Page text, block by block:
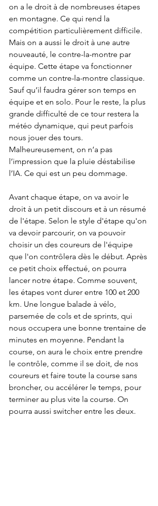
on a le droit à de nombreuses étapes
en montagne. Ce qui rend la
compétition particulièrement difficile.
Mais on a aussi le droit à une autre
nouveauté, le contre-la-montre par
équipe. Cette étape va fonctionner
comme un contre-la-montre classique.
Sauf qu’il faudra gérer son temps en
équipe et en solo. Pour le reste, la plus
grande difficulté de ce tour restera la
météo dynamique, qui peut parfois
nous jouer des tours.
Malheureusement, on n’a pas
l’impression que la pluie déstabilise
l’IA. Ce qui est un peu dommage.
Avant chaque étape, on va avoir le
droit à un petit discours et à un résumé
de l'étape. Selon le style d'étape qu'on
va devoir parcourir, on va pouvoir
choisir un des coureurs de l'équipe
que l'on contrôlera dès le début. Après
ce petit choix effectué, on pourra
lancer notre étape. Comme souvent,
les étapes vont durer entre 100 et 200
km. Une longue balade à vélo,
parsemée de cols et de sprints, qui
nous occupera une bonne trentaine de
minutes en moyenne. Pendant la
course, on aura le choix entre prendre
le contrôle, comme il se doit, de nos
coureurs et faire toute la course sans
broncher, ou accélérer le temps, pour
terminer au plus vite la course. On
pourra aussi switcher entre les deux.